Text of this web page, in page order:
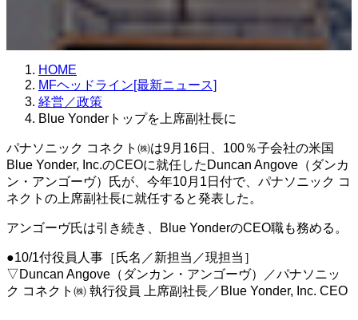
HOME
MFヘッドライン[最新ニュース]
経営／政策
Blue Yonderトップを上席副社長に
パナソニック コネクト㈱は9月16日、100％子会社の米国
Blue Yonder, Inc.のCEOに就任したDuncan Angove（ダンカ
ン・アンゴーヴ）氏が、今年10月1日付で、パナソニック コ
ネクトの上席副社長に就任すると発表した。
アンゴーヴ氏は引き続き、Blue YonderのCEO職も務める。
●10/1付役員人事［氏名／新担当／現担当］
▽Duncan Angove（ダンカン・アンゴーヴ）／パナソニッ
ク コネクト㈱ 執行役員 上席副社長／Blue Yonder, Inc. CEO